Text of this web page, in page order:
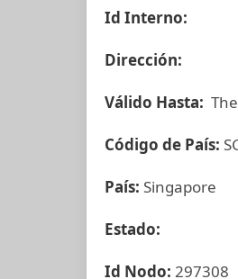
Id Interno:
Dirección:
Válido Hasta:
Código de País:
País: Singapore
Estado:
Id Nodo: 297308